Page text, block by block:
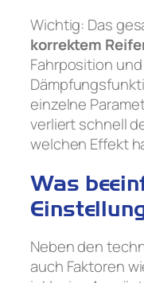
Wichtig: Das
korrektem
Fahrposition
einzelne
verliert schnell
welchen Effekt
Was
Neben den
auch Faktoren